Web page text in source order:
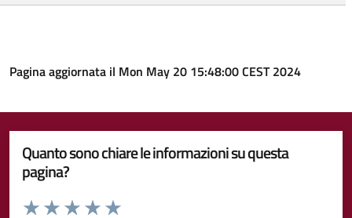
Pagina aggiornata il Mon May 20 15:48:00 CEST 2024
Quanto sono chiare le informazioni su questa
pagina?
Valuta da 1 a 5 stelle la pagina